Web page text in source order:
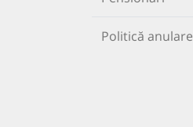
Politică anulare